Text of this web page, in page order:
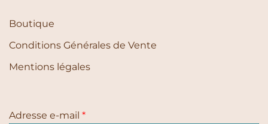
Boutique
Conditions Générales de Vente
Mentions légales
Adresse e-mail *